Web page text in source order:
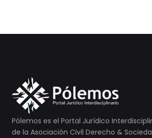
Pólemos es el Portal Jurídico
de la Asociación Civil Derecho &